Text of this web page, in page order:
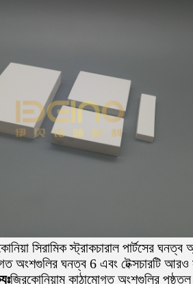
সিরামিক স্ট্রাকচারাল পার্টসের
অংশগুলির ঘনত্ব 6 এবং টেক্সচারটি আরও
জিরকোনিয়াম কাঠামোগত অংশগুলির